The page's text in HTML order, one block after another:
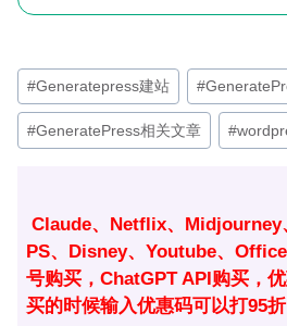
文
章
标
#Generatepress建站 #
#GeneratePress相关文章 #
Claude、Netflix、Midjourney
PS、Disney、Youtube、
号购买，ChatGPT API购买，
买的时候输入优惠码可以打95折